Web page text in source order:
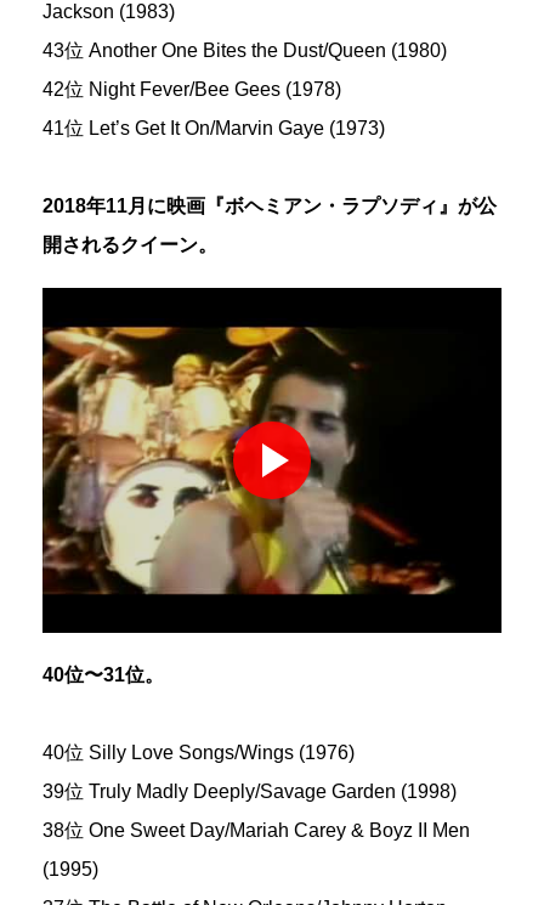
Jackson (1983)
43位 Another One Bites the Dust/Queen (1980)
42位 Night Fever/Bee Gees (1978)
41位 Let’s Get It On/Marvin Gaye (1973)
2018年11月に映画『ボヘミアン・ラプソディ』が公
開されるクイーン。
40位〜31位。
40位 Silly Love Songs/Wings (1976)
39位 Truly Madly Deeply/Savage Garden (1998)
38位 One Sweet Day/Mariah Carey & Boyz II Men
(1995)